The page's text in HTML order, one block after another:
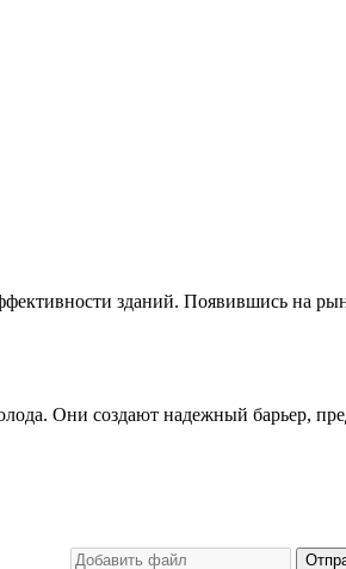
зданий. Появившись на
Они создают надежный барьер,